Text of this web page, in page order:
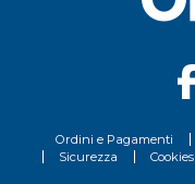
Ordini e Pagamenti
Sicurezza
Cookies